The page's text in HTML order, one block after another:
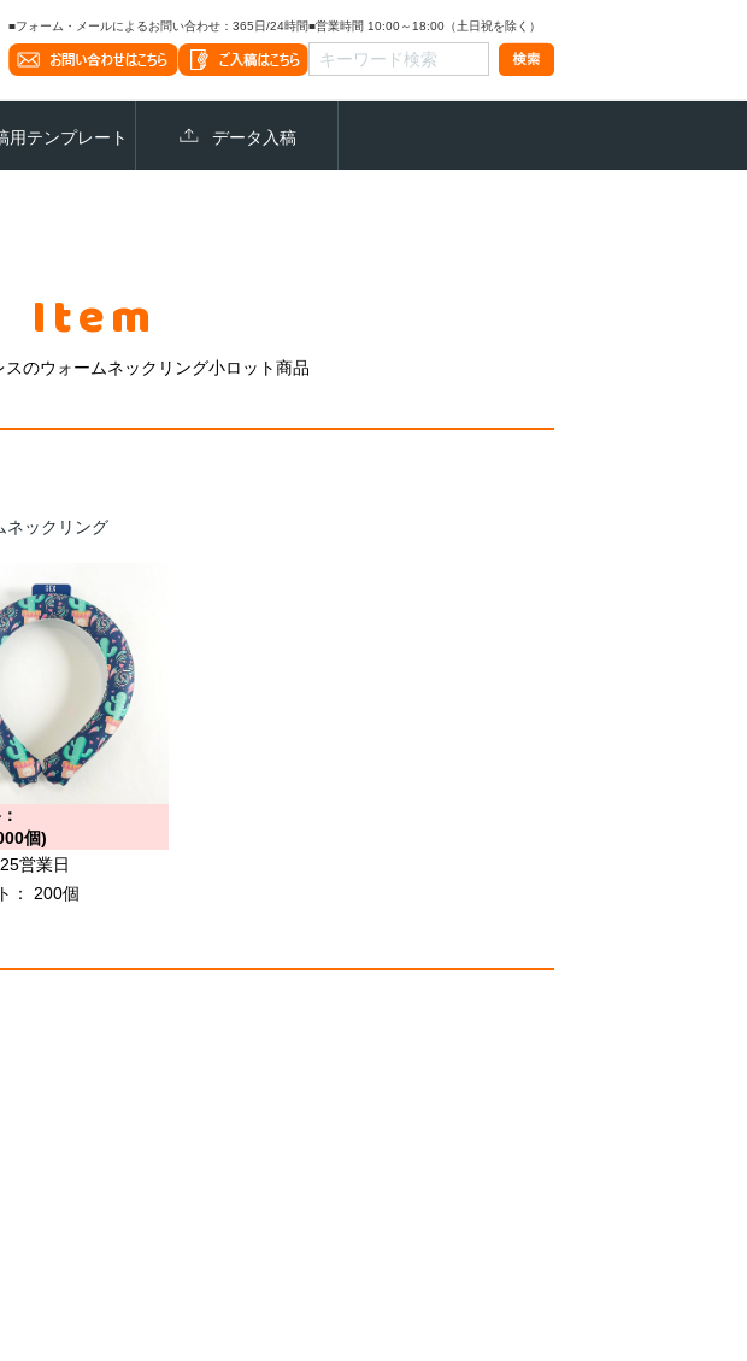
■フォーム・メールによるお問い合わせ：365日/24時間■営業時間 10:00～18:00（土日祝を除く）
用テンプレート データ入稿
Item
スのウォームネックリング小ロット商品
ネックリング
個)
営業日
：
200個